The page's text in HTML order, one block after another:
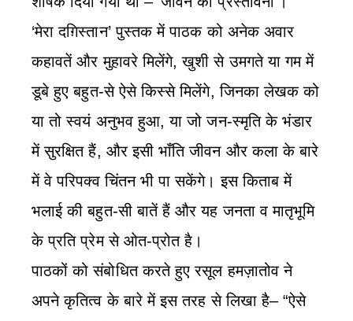
‘मेरा दग़िस्तान’ पुस्तक में पाठक को अनेक अवार
कहावतें और मुहावरे मिलेंगे, खुशी से उमगते या गम में
डूबे हुए बहुत-से ऐसे किस्से मिलेंगे, जिनका लेखक को
या तो स्वयं अनुभव हुआ, या जो जन-स्मृति के भंडार
में सुरक्षित हैं, और इसी भाँति जीवन और कला के बारे
में वे परिपक्‍व चिंतन भी पा सकेंगे। इस किताब में
भलाई की बहुत-सी बातें हैं और यह जनता व मातृभूमि
के प्रति प्रेम से ओत-प्रोत है।
पाठकों को संबोधित करते हुए रसूल हमज़ातोव ने
अपने कृतित्व के बारे में इस तरह से लिखा है– “ऐसे